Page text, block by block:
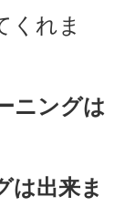
くれま
ニングは
は出来ま